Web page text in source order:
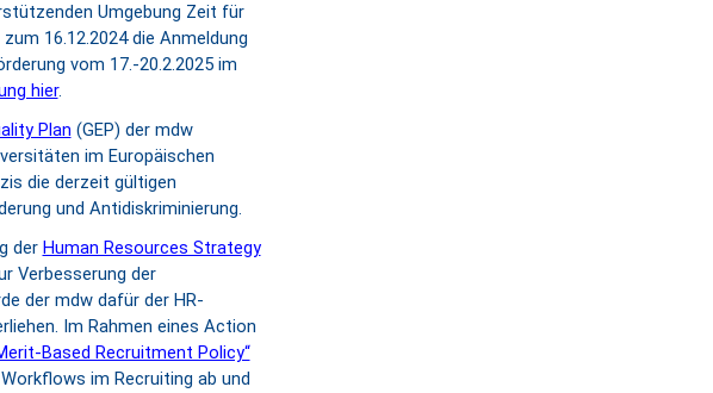
Umgebung Zeit für
16.12.2024 die Anmeldung
vom 17.-20.2.2025 im
hier.
Plan (GEP) der mdw
im Europäischen
die derzeit gültigen
und Antidiskriminierung.
der Human Resources Strategy
Verbesserung der
der mdw dafür der HR-
Im Rahmen eines Action
Based Recruitment Policy“
im Recruiting ab und